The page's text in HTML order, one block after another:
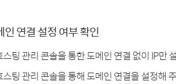
인 연결 설정 여부 확인
스팅 관리 콘솔을 통한 도메인 연결 없이 IP만
스팅 관리 콘솔을 통해 도메인 연결을 설정해